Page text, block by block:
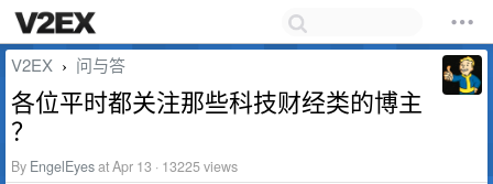
V2EX › 问与答
各位平时都关注那些科技财经类的博主
？
By EngelEyesat Apr 13 · 13225 views